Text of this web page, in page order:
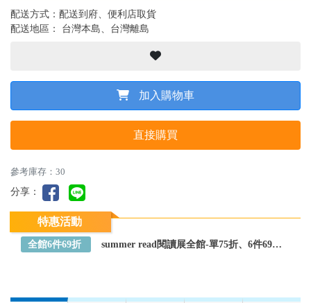
配送方式：配送到府、便利店取貨
配送地區： 台灣本島、台灣離島
加入購物車
直接購買
參考庫存：30
分享：
特惠活動
全館6件69折 summer read閱讀展全館-單75折、6件69折～全館任選